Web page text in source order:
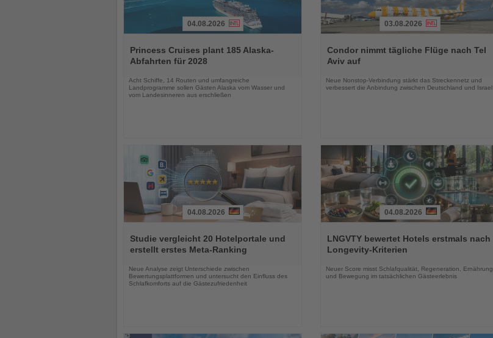
Sie
die
04.08.2026
Princess Cruises plant 185 Alaska-
Abfahrten für 2028
Acht Schiffe, 14 Routen und umfangreiche
Landprogramme sollen Gästen Alaska vom Wasser und
vom Landesinneren aus erschließen
Sie
die
03.08.2026
Condor nimmt tägliche Flüge nach Tel
Aviv auf
Neue Nonstop-Verbindung stärkt das Streckennetz und
verbessert die Anbindung zwischen Deutschland und Israel
Sie
die
04.08.2026
Studie vergleicht 20 Hotelportale und
erstellt erstes Meta-Ranking
Neue Analyse zeigt Unterschiede zwischen
Bewertungsplattformen und untersucht den Einfluss des
Schlafkomforts auf die Gästezufriedenheit
Sie
die
Nachrichten
04.08.2026
LNGVTY bewertet Hotels erstmals nach
Longevity-Kriterien
Neuer Score misst Schlafqualität, Regeneration, Ernährung
und Bewegung im tatsächlichen Gästeerlebnis